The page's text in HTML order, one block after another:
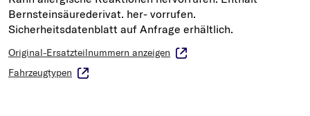
Original-Ersatzteilnummern anzeigen
Fahrzeugtypen